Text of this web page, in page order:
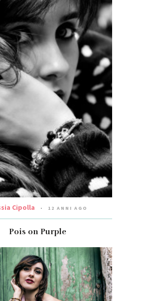
Cipolla 12 ANNI AGO
Pois on Purple